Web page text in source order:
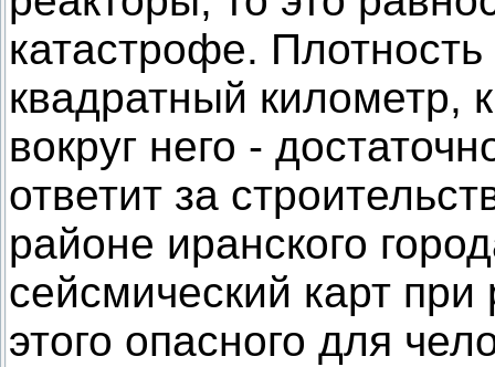
катастрофе.
квадратный километр,
вокруг него -
ответит за
районе иранского
сейсмический карт
этого опасного для